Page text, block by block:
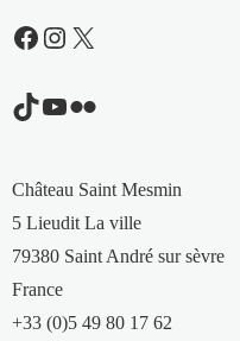
Facebook
Instagram
X
TikTok
YouTube
Flickr
Château Saint Mesmin
5 Lieudit La ville
79380 Saint André sur sèvre
France
+33 (0)5 49 80 17 62